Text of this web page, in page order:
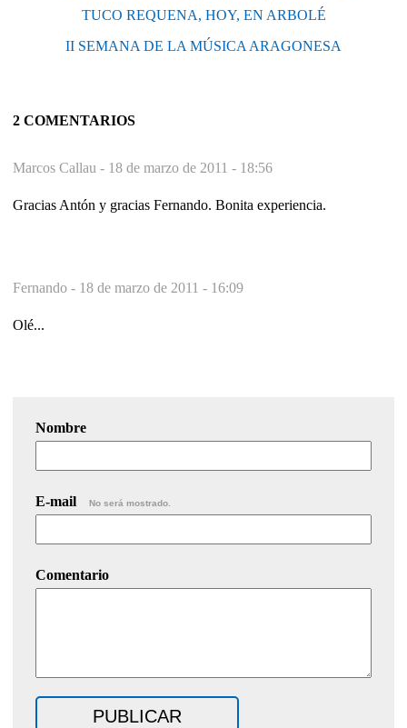
TUCO REQUENA, HOY, EN ARBOLÉ
II SEMANA DE LA MÚSICA ARAGONESA
2 COMENTARIOS
Marcos Callau - 18 de marzo de 2011 - 18:56
Gracias Antón y gracias Fernando. Bonita experiencia.
Fernando - 18 de marzo de 2011 - 16:09
Olé...
Nombre
E-mail No será mostrado.
Comentario